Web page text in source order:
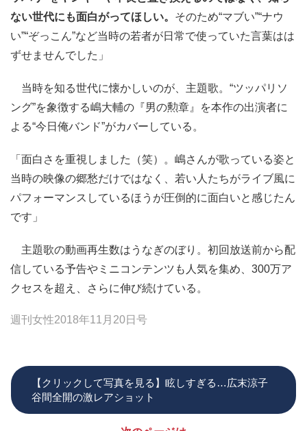
ない世代にも面白がってほしい。 そのため“マブい”“ナウ
い”“ぞっこん”など当時の若者が日常で使っていた言葉はは
ずせませんでした」
当時を知る世代に懐かしいのが、主題歌。“ツッパリソ
ング”を象徴する嶋大輔の『男の勲章』を本作の出演者に
よる“今日俺バンド”がカバーしている。
「面白さを重視しました（笑）。嶋さんが歌っている姿と
当時の映像の郷愁だけではなく、若い人たちがライブ風に
パフォーマンスしているほうが圧倒的に面白いと感じたん
です」
主題歌の動画再生数はうなぎのぼり。初回放送前から配
信している予告やミニコンテンツも人気を集め、300万ア
クセスを超え、さらに伸び続けている。
週刊女性2018年11月20日号
【クリックして写真を見る】眩しすぎる…広末涼子
谷間全開の激レアショット